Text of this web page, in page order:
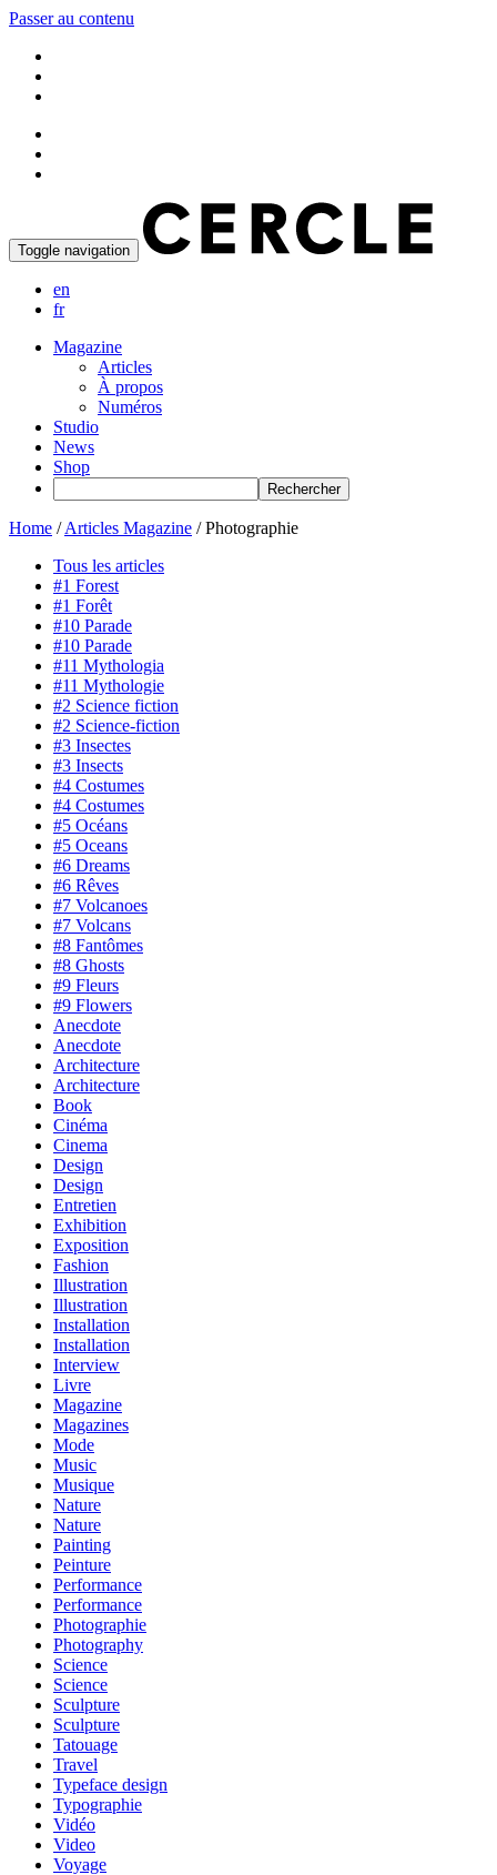
Passer au contenu
Toggle navigation
en
fr
Magazine
Articles
À propos
Numéros
Studio
News
Shop
Home /Articles Magazine /Photographie
Tous les articles
#1 Forest
#1 Forêt
#10 Parade
#10 Parade
#11 Mythologia
#11 Mythologie
#2 Science fiction
#2 Science-fiction
#3 Insectes
#3 Insects
#4 Costumes
#4 Costumes
#5 Océans
#5 Oceans
#6 Dreams
#6 Rêves
#7 Volcanoes
#7 Volcans
#8 Fantômes
#8 Ghosts
#9 Fleurs
#9 Flowers
Anecdote
Anecdote
Architecture
Architecture
Book
Cinéma
Cinema
Design
Design
Entretien
Exhibition
Exposition
Fashion
Illustration
Illustration
Installation
Installation
Interview
Livre
Magazine
Magazines
Mode
Music
Musique
Nature
Nature
Painting
Peinture
Performance
Performance
Photographie
Photography
Science
Science
Sculpture
Sculpture
Tatouage
Travel
Typeface design
Typographie
Vidéo
Video
Voyage